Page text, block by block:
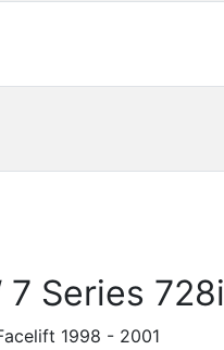
7 Series 728i
1998 - 2001